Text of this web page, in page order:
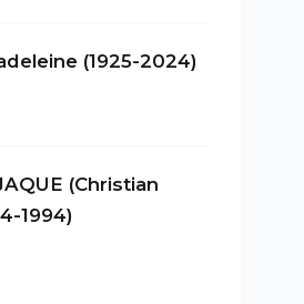
(1925-2024)
(Christian
1994)